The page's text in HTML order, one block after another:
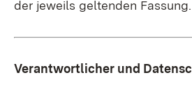
der jeweils geltenden Fassung.
Verantwortlicher und